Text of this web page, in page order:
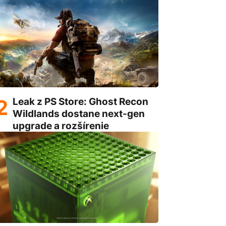
Leak z PS Store: Ghost Recon
Wildlands dostane next-gen
upgrade a rozšírenie